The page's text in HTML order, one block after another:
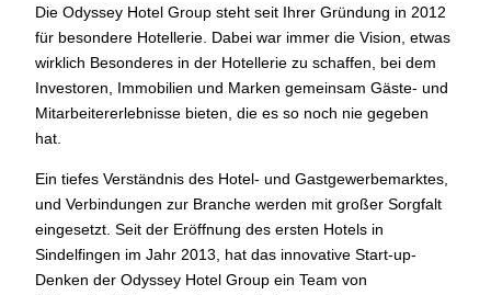
Die Odyssey Hotel Group steht seit Ihrer Gründung in 2012
für besondere Hotellerie. Dabei war immer die Vision, etwas
wirklich Besonderes in der Hotellerie zu schaffen, bei dem
Investoren, Immobilien und Marken gemeinsam Gäste- und
Mitarbeitererlebnisse bieten, die es so noch nie gegeben
hat.
Ein tiefes Verständnis des Hotel- und Gastgewerbemarktes,
und Verbindungen zur Branche werden mit großer Sorgfalt
eingesetzt. Seit der Eröffnung des ersten Hotels in
Sindelfingen im Jahr 2013, hat das innovative Start-up-
Denken der Odyssey Hotel Group ein Team von